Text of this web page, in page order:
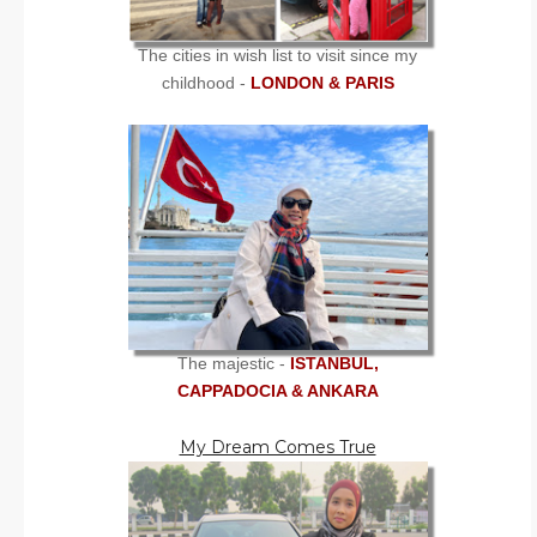
The cities in wish list to visit since my
childhood - LONDON & PARIS
The majestic -ISTANBUL,
CAPPADOCIA & ANKARA
My Dream Comes True